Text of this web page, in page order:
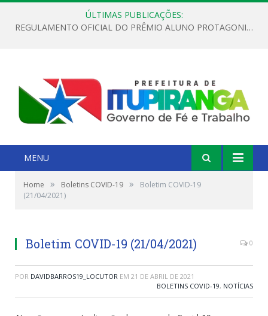
ÚLTIMAS PUBLICAÇÕES:
REGULAMENTO OFICIAL DO PRÊMIO ALUNO PROTAGONISTA – EDIÇÃO 2026
MENU
Home » Boletins COVID-19 »
Boletim COVID-19
(21/04/2021)
Boletim COVID-19 (21/04/2021) 0
POR DAVIDBARROS19_LOCUTOR EM 21 DE ABRIL DE 2021
BOLETINS COVID-19, NOTÍCIAS